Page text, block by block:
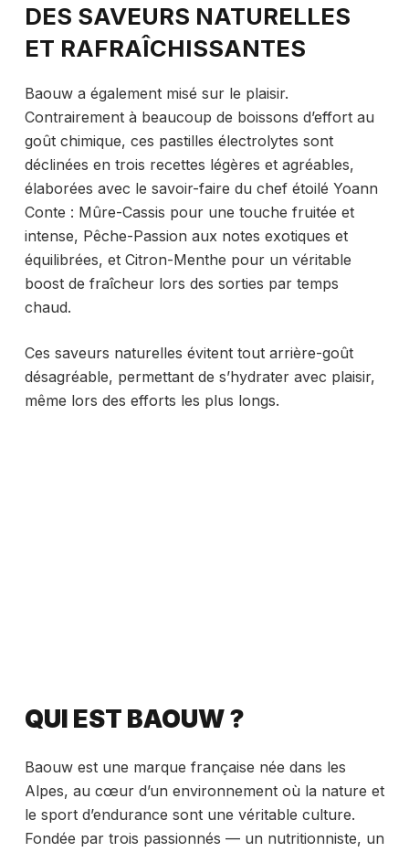
DES SAVEURS NATURELLES
ET RAFRAÎCHISSANTES
Baouw a également misé sur le plaisir.
Contrairement à beaucoup de boissons d’effort au
goût chimique, ces pastilles électrolytes sont
déclinées en trois recettes légères et agréables,
élaborées avec le savoir-faire du chef étoilé Yoann
Conte : Mûre-Cassis pour une touche fruitée et
intense, Pêche-Passion aux notes exotiques et
équilibrées, et Citron-Menthe pour un véritable
boost de fraîcheur lors des sorties par temps
chaud.
Ces saveurs naturelles évitent tout arrière-goût
désagréable, permettant de s’hydrater avec plaisir,
même lors des efforts les plus longs.
QUI EST BAOUW ?
Baouw est une marque française née dans les
Alpes, au cœur d’un environnement où la nature et
le sport d’endurance sont une véritable culture.
Fondée par trois passionnés — un nutritionniste, un